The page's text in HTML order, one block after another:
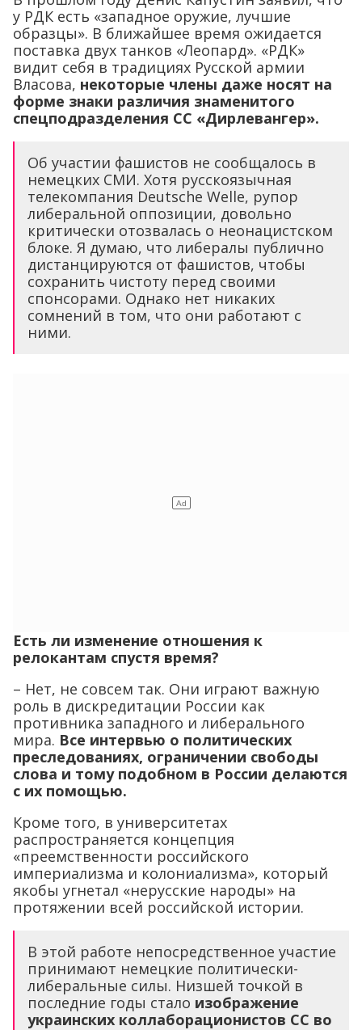
Власова,некоторые члены даже носят на
форме знаки различия знаменитого
спецподразделения СС «Дирлевангер».
Об участии фашистов не сообщалось в
немецких СМИ. Хотя русскоязычная
телекомпания Deutsche Welle, рупор
критически отозвалась о неонацистском
блоке. Я думаю, что либералы публично
дистанцируются от фашистов, чтобы
сохранить чистоту перед своими
спонсорами. Однако нет никаких
сомнений в том, что они работают с
ними.
противника западного и либерального
мира.Все интервью о политических
преследованиях, ограничении свободы
слова и тому подобном в России делаются
с их помощью.
Кроме того, в университетах
распространяется концепция
«преемственности российского
империализма и колониализма», который
якобы угнетал «нерусские народы» на
протяжении всей российской истории.
В этой работе непосредственное участие
принимают немецкие политически-
либеральные силы. Низшей точкой в
украинских коллаборационистов СС во
Второй мировой войне как «борцов за
свободу» против российско-советского
колониализма и империализма.Я
говорил о сетях этой идеологической